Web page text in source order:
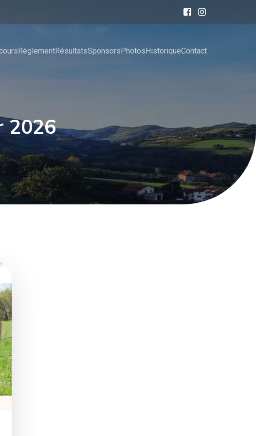
RèglementRésultatsSponsorsPhotosHistoriqueContact
2026